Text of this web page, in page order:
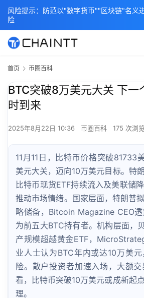
首页 币圈百科
BTC突破8万美元大关 下一
时到来
2025年8月22日 10:36 币圈百科 175 次浏览
11月11日，比特币价格突破81733
美元大关，迈向10万美元目标。特
比特币现货ETF持续流入及美联储
推动市场情绪。国家层面，特朗普
略储备，Bitcoin Magazine CEO
为前五大BTC持有者。机构层面，
产规模超越黄金ETF，
业人士认为BTC年内或达10万美
险。散户投资者加速入场，大额
看，比特币突破10万美元或成新起
理。
风险提示：防范以"数字货币""区块链"名义
险